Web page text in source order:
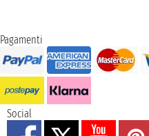
Pagamenti
Social